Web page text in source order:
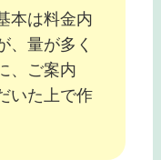
本は料金内
、量が多く
、ご案内
いた上で作